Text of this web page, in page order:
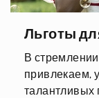
Льготы
В
привлекаем,
талантливых